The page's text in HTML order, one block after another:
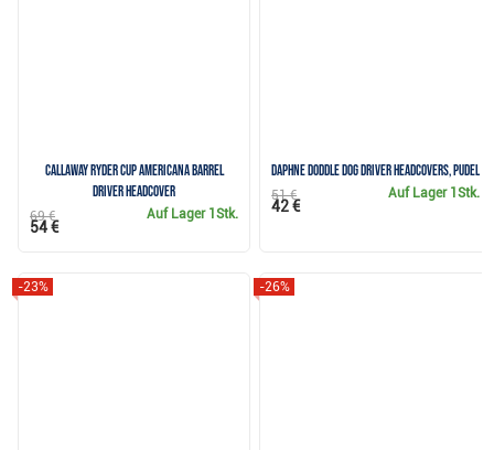
Callaway Ryder Cup Americana Barrel
Driver Headcover
Auf Lager 1Stk.
69 €
54 €
Daphne Doddle Dog Driver Headcovers, Pudel
Auf Lager 1Stk.
51 €
42 €
-23% -26%